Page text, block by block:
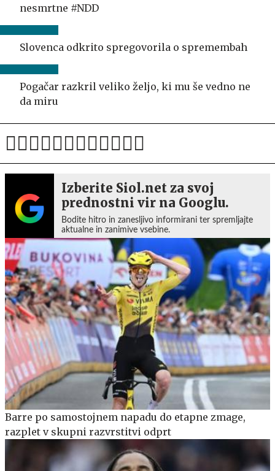
nesmrtne #NDD
Slovenca odkrito spregovorila o spremembah
Pogačar razkril veliko željo, ki mu še vedno ne
da miru
Izberite Siol.net za svoj
prednostni vir na Googlu.
Bodite hitro in zanesljivo informirani ter spremljajte
aktualne in zanimive vsebine.
Barre po samostojnem napadu do etapne zmage,
razplet v skupni razvrstitvi odprt